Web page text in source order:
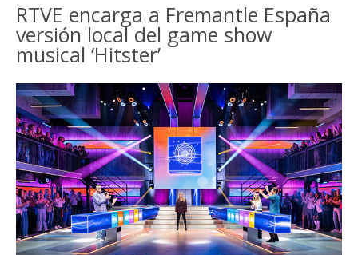
RTVE encarga a Fremantle España
versión local del game show
musical ‘Hitster’